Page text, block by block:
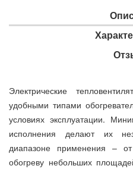
Электрические
удобными типами
условиях эксплуатации.
исполнения делают их
диапазоне применения –
обогреву небольших